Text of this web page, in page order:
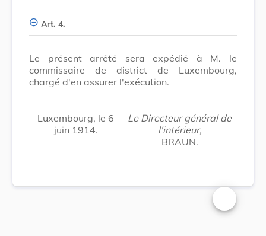
Art. 4.
Le présent arrêté sera expédié à M. le
commissaire de district de Luxembourg,
chargé d'en assurer l'exécution.
Luxembourg, le 6
juin 1914.
Le Directeur général de
l'intérieur,
BRAUN.
Changer la